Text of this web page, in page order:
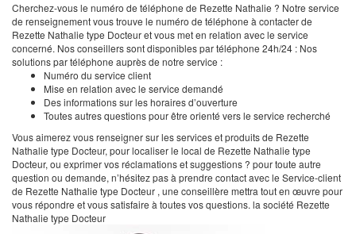
Cherchez-vous le numéro de téléphone de Rezette Nathalie ? Notre service
de renseignement vous trouve le numéro de téléphone à contacter de
Rezette Nathalie type Docteur et vous met en relation avec le service
concerné. Nos conseillers sont disponibles par téléphone 24h/24 : Nos
solutions par téléphone auprès de notre service :
Numéro du service client
Mise en relation avec le service demandé
Des informations sur les horaires d’ouverture
Toutes autres questions pour être orienté vers le service recherché
Vous aimerez vous renseigner sur les services et produits de Rezette
Nathalie type Docteur, pour localiser le local de Rezette Nathalie type
Docteur, ou exprimer vos réclamations et suggestions ? pour toute autre
question ou demande, n’hésitez pas à prendre contact avec le Service-client
de Rezette Nathalie type Docteur , une conseillère mettra tout en œuvre pour
vous répondre et vous satisfaire à toutes vos questions. la société Rezette
Nathalie type Docteur